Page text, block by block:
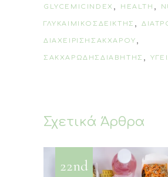
GLYCEMICINDEX , HEALTH ,
ΓΛΥΚΑΙΜΙΚΟΣΔΕΙΚΤΗΣ ,
ΔΙΑΧΕΙΡΙΣΗΣΑΚΧΑΡΟΥ ,
ΣΑΚΧΑΡΩΔΗΣΔΙΑΒΗΤΗΣ ,
Σχετικά Άρθρα
22nd